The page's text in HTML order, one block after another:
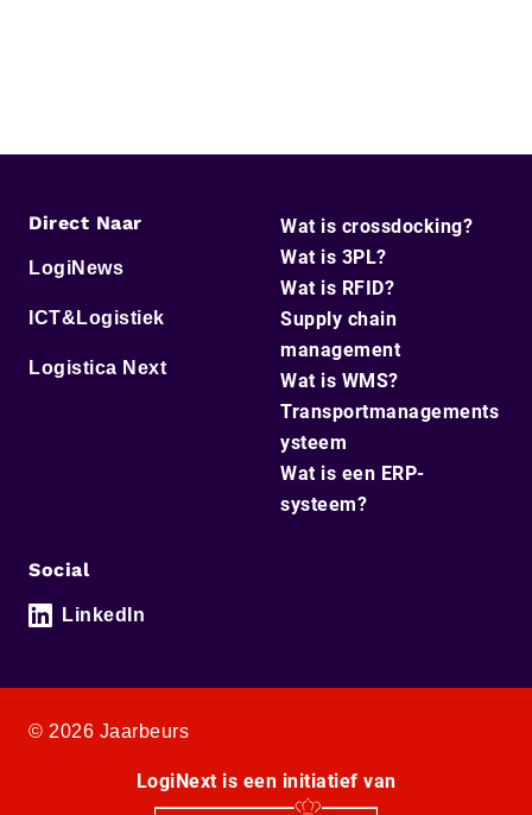
Direct Naar
LogiNews
ICT&Logistiek
Logistica Next
Wat is crossdocking?
Wat is 3PL?
Wat is RFID?
Supply chain
management
Wat is WMS?
Transportmanagements
ysteem
Wat is een ERP-
systeem?
Social
LinkedIn
© 2026 Jaarbeurs
LogiNext is een initiatief van